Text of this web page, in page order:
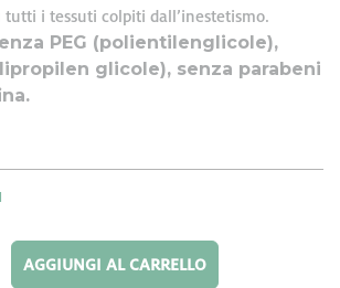
tutti i tessuti colpiti dall’inestetismo.
PEG (polientilenglicole),
glicole), senza parabeni
AGGIUNGI AL CARRELLO